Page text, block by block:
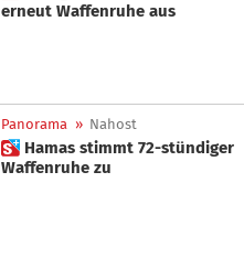
erneut Waffenruhe aus
Panorama » Nahost
 Hamas stimmt 72-stündiger
Waffenruhe zu